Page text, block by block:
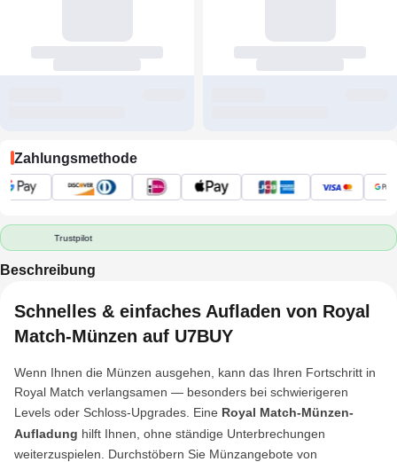
Zahlungsmethode
Trustpilot
Beschreibung
Schnelles & einfaches Aufladen von Royal
Match-Münzen auf U7BUY
Wenn Ihnen die Münzen ausgehen, kann das Ihren Fortschritt in
Royal Match verlangsamen — besonders bei schwierigeren
Levels oder Schloss-Upgrades. Eine Royal Match-Münzen-
Aufladung hilft Ihnen, ohne ständige Unterbrechungen
weiterzuspielen. Durchstöbern Sie Münzangebote von